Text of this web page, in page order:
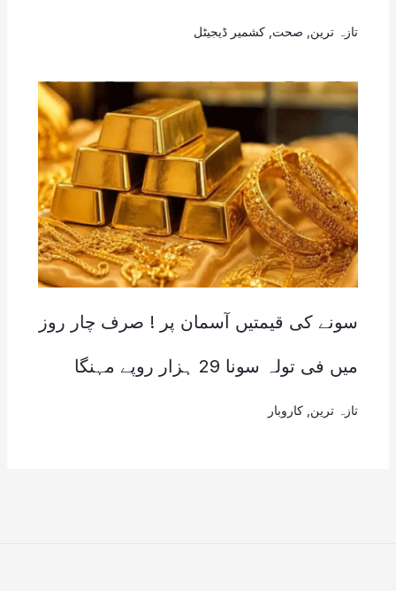
تازہ ترین صحت کشمیر ڈیجیٹل
سونے کی قیمتیں آسمان پر ! صرف چار روز
میں فی تولہ سونا 29 ہزار روپے مہنگا
تازہ ترین کاروبار